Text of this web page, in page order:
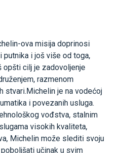
ova misija doprinosi
putnika i još više od toga,
opšti cilj je zadovoljenje
razmenom
stvari.Michelin je na vodećoj
i povezanih usluga.
vođstva, stalnim
visokih kvaliteta,
Michelin može slediti svoju
učinak u svim